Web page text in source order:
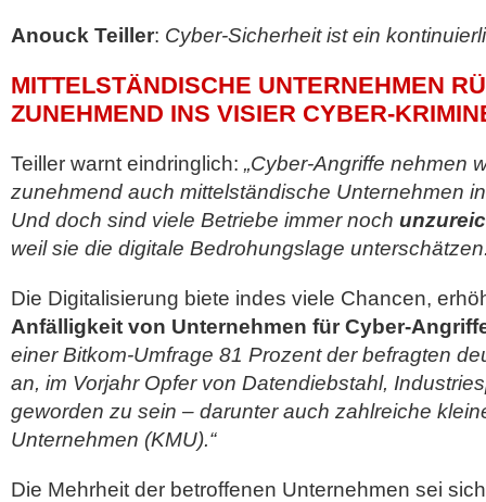
Anouck Teiller: Cyber-Sicherheit ist ein
MITTELSTÄNDISCHE UNTERNEHMEN
ZUNEHMEND INS VISIER CYBER-
Teiller warnt eindringlich: „Cyber-Angriffe nehmen
zunehmend auch mittelständische Unternehmen
Und doch sind viele Betriebe immer noch
weil sie die digitale Bedrohungslage
Die Digitalisierung biete indes viele Chancen,
Anfälligkeit von Unternehmen für Cyber-
einer Bitkom-Umfrage 81 Prozent der befragten
an, im Vorjahr Opfer von Datendiebstahl,
geworden zu sein – darunter auch zahlreiche
Unternehmen (KMU).“
Die Mehrheit der betroffenen Unternehmen sei